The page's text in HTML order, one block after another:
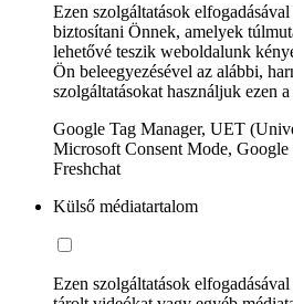
Ezen szolgáltatások
biztosítani Önnek, amelyek
lehetővé teszik weboldalunk
Ön beleegyezésével az alábbi,
szolgáltatásokat használjuk ezen
Google Tag Manager, UET
Microsoft Consent Mode,
Freshchat
Külső médiatartalom
Ezen szolgáltatások